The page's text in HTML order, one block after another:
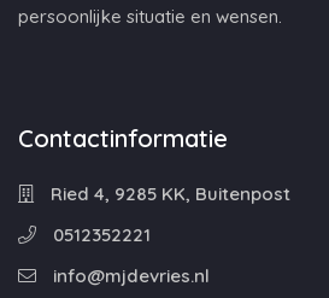
persoonlijke situatie en wensen.
Contactinformatie
Ried 4, 9285 KK, Buitenpost
0512352221
info@mjdevries.nl